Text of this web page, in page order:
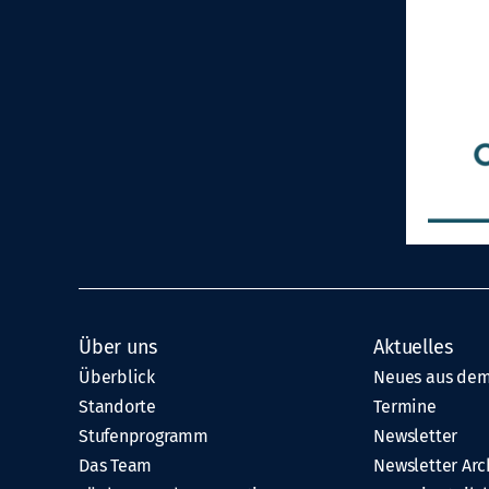
Über uns
Überblick
Standorte
Stufenprogramm
Das Team
Aktuelles
Neues aus
Termine
Newsletter
Newsletter